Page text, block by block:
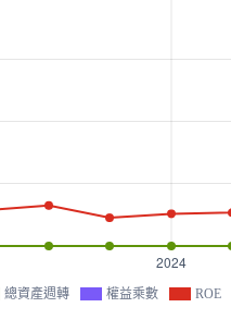
總資產週轉 權益乘數 ROE